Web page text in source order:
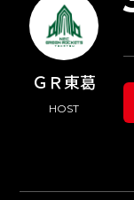
ＧＲ東葛
HOST